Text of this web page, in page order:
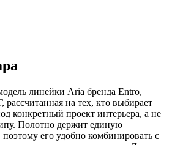
линейки Aria бренда Entro,
рассчитанная на тех, кто выбирает
конкретный проект интерьера, а не
Полотно держит единую
его удобно комбинировать с